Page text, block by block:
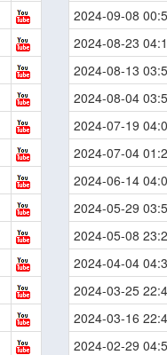
2024-09-08
2024-08-23
2024-08-13
2024-08-04
2024-07-19
2024-07-04
2024-06-14
2024-05-29
2024-05-08
2024-04-04
2024-03-25
2024-03-16
2024-02-29